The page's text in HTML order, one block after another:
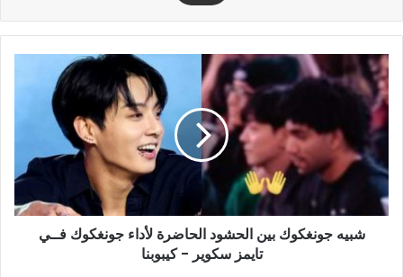
شبيه
جونغكوك
بين
الحشود
الحاضرة
لأداء
جونغكوك
فــي
تايمز
سكويرشبيه جونغكوك بين الحشود الحاضرة لأداء جونغكوك فــي
تايمز سكوير - كيبوبنا